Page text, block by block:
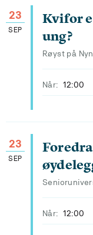
23
SEP
Kvifor
ung?
Røyst på
Når: 12:00
23
SEP
Når: 12:00